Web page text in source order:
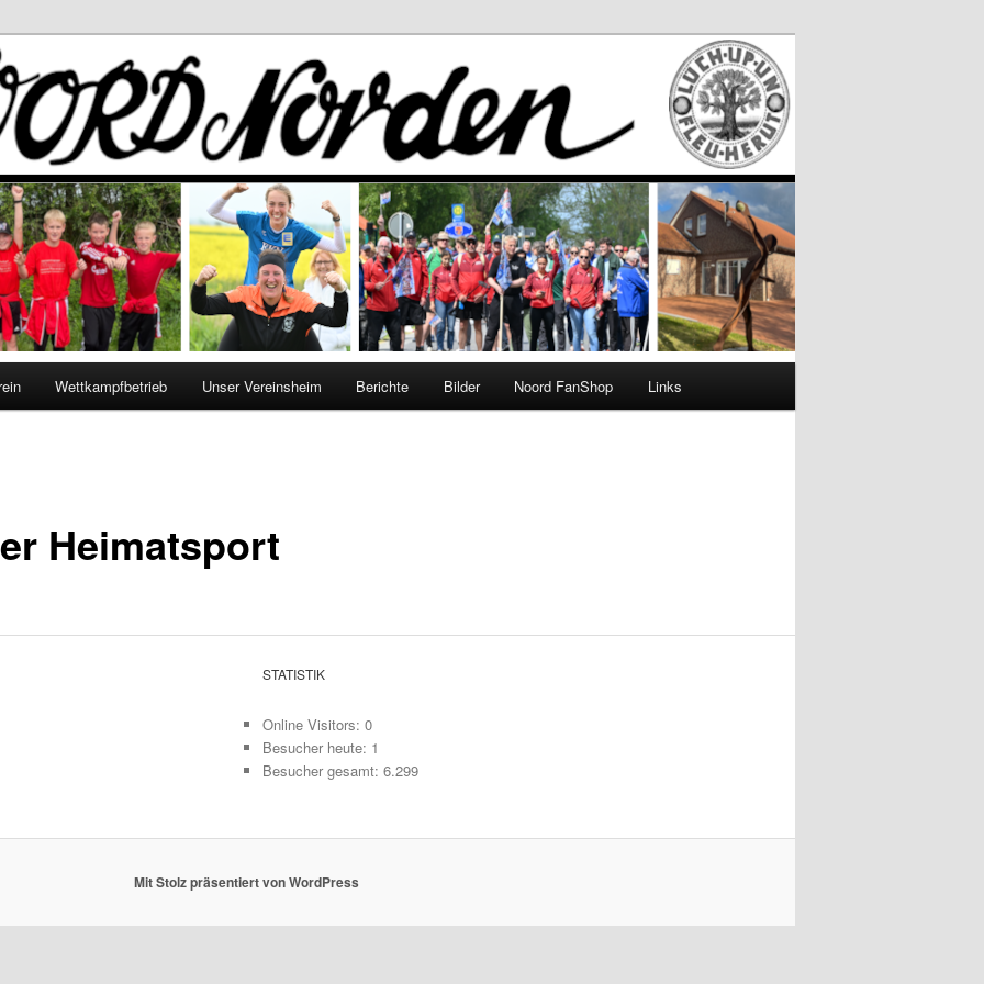
Wettkampfbetrieb Unser Vereinsheim Berichte Bilder Noord FanShop Links
Heimatsport
STATISTIK
Online Visitors:0
Besucher heute: 1
Besucher gesamt:6.299
Mit Stolz präsentiert von WordPress